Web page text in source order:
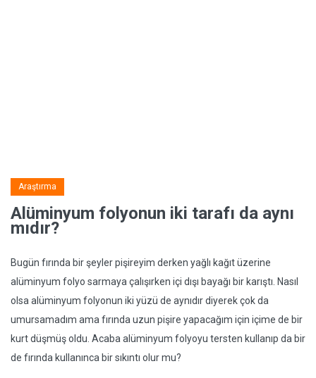
Araştırma
Alüminyum folyonun iki tarafı da aynı
mıdır?
Bugün fırında bir şeyler pişireyim derken yağlı kağıt üzerine
alüminyum folyo sarmaya çalışırken içi dışı bayağı bir karıştı. Nasıl
olsa alüminyum folyonun iki yüzü de aynıdır diyerek çok da
umursamadım ama fırında uzun pişire yapacağım için içime de bir
kurt düşmüş oldu. Acaba alüminyum folyoyu tersten kullanıp da bir
de fırında kullanınca bir sıkıntı olur mu?